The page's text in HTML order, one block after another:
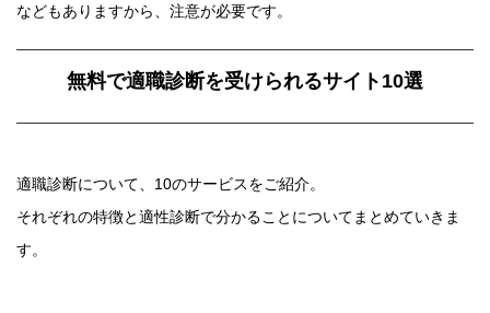
などもありますから、注意が必要です。
無料で適職診断を受けられるサイト10選
適職診断について、10のサービスをご紹介。
それぞれの特徴と適性診断で分かることについてまとめていきま
す。